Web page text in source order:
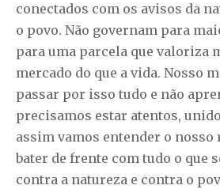
conectados com os avisos da
o povo. Não governam para
para uma parcela que valoriza
mercado do que a vida. Nosso
passar por isso tudo e não
precisamos estar atentos,
assim vamos entender o
bater de frente com tudo o que
contra a natureza e contra o